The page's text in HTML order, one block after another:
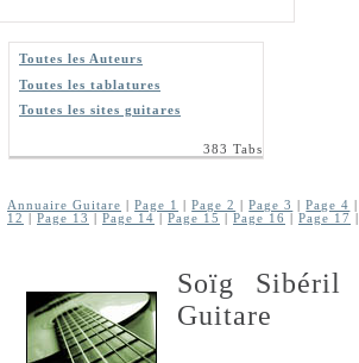
Toutes les Auteurs
Toutes les tablatures
Toutes les sites guitares
383 Tabs
Annuaire Guitare |Page 1 |Page 2 |Page 3 |Page 4
12
Page 13 Page 14 Page 15 Page 16 Page 17
Soïg Sibéril
Guitare